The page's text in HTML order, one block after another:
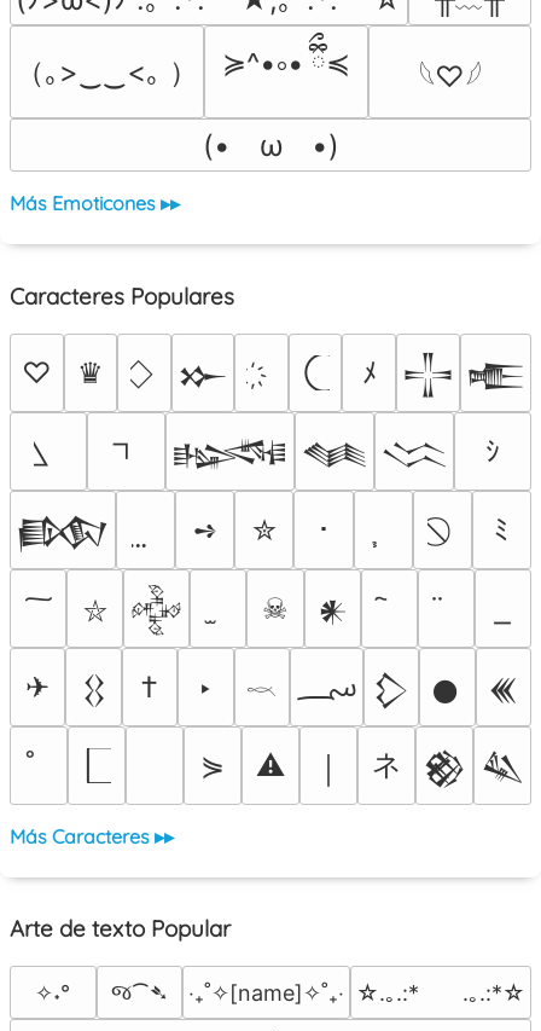
（｡>‿‿<｡ ） ≽^•༚• ྀིྀ≼
𓆩♡𓆪
(•　ω　•)
Más Emoticones ▸▸
Caracteres Populares
♡ ♛ 𒁍 ﾒ 𒋲 𒍫
𒈙 𒈝 𒈱 ｼ
𒁃 ➺ ✮ ･ ﾐ
⛥ 𒅒 ☠ 𒀭
✈ 𒌐 † ‣ 𓎖 ؄ 𒁷 𒊹 𒌍
⋟ ⚠ ネ 𒆙 𒈑
Más Caracteres ▸▸
Arte de texto Popular
✧˖° જ⁀➴ ‎‧₊˚✧[name]✧˚₊‧ ☆.｡.:*　　.｡.:*☆